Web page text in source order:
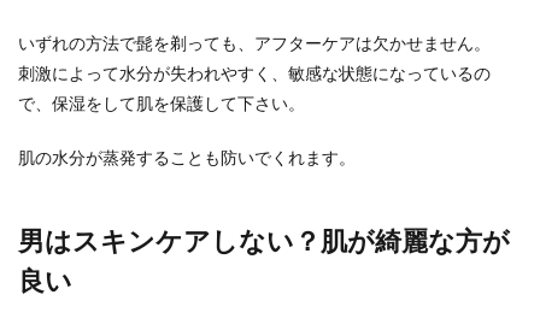
いずれの方法で髭を剃っても、アフターケアは欠かせません。
刺激によって水分が失われやすく、敏感な状態になっているの
で、保湿をして肌を保護して下さい。
肌の水分が蒸発することも防いでくれます。
男はスキンケアしない？肌が綺麗な方が
良い